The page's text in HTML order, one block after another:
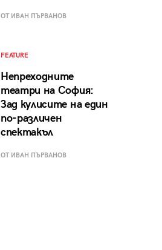
ОТ ИВАН ПЪРВАНОВ
FEATURE
Непреходните
театри на София:
Зад кулисите на един
по-различен
спектакъл
ОТ ИВАН ПЪРВАНОВ